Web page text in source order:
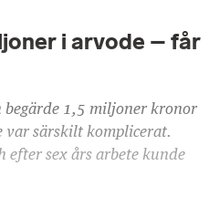
i arvode – får
begärde 1,5 miljoner kronor
var särskilt komplicerat.
efter sex års arbete kunde